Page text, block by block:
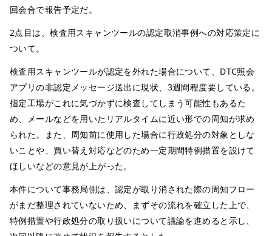
回会合で報告予定だ。
2点目は、検査用スキャンツールの認定取消事例への対応策定に
ついて。
検査用スキャンツールが認定を外れた場合について、DTC照会
アプリの非認定メッセージ送出に現状、3週間程度要している。
指定工場がこれに気づかずに検査してしまう可能性もあるた
め、メールなどを用いたリアルタイムに近い形での周知が求め
られた。また、周知前に使用した場合に行政処分の対象としな
いことや、買い替え対応などのため一定期間特例措置を設けて
ほしいなどの意見が上がった。
本件について事務局側は、認定が取り消された際の周知フロー
がまだ整理されていないため、まずその流れを確立した上で、
特例措置や行政処分の取り扱いについて議論を進めると示し、